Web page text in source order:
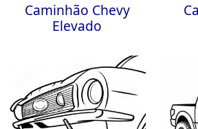
Caminhão Chevy
Elevado